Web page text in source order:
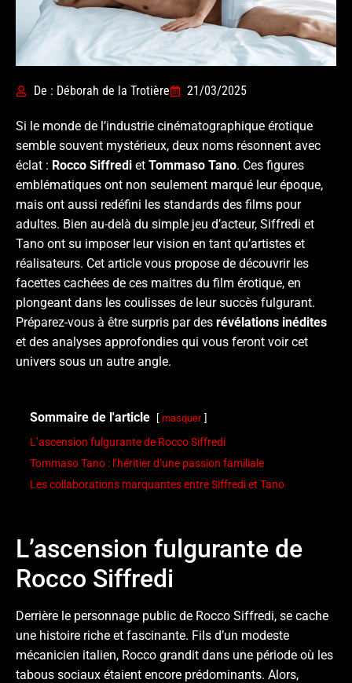
De : Déborah de la Trotière 21/03/2025
Si le monde de l’industrie cinématographique érotique
semble souvent mystérieux, deux noms résonnent avec
éclat : Rocco Siffredi et Tommaso Tano. Ces figures
emblématiques ont non seulement marqué leur époque,
mais ont aussi redéfini les standards des films pour
adultes. Bien au-delà du simple jeu d’acteur, Siffredi et
Tano ont su imposer leur vision en tant qu’artistes et
réalisateurs. Cet article vous propose de découvrir les
facettes cachées de ces maitres du film érotique, en
plongeant dans les coulisses de leur succès fulgurant.
Préparez-vous à être surpris par des révélations inédites
et des analyses approfondies qui vous feront voir cet
univers sous un autre angle.
Sommaire de l'article masquer
L’ascension fulgurante de Rocco Siffredi
Tommaso Tano : l’héritier d’une passion familiale
Les collaborations marquantes entre Siffredi et Tano
L’ascension fulgurante de
Rocco Siffredi
Derrière le personnage public de Rocco Siffredi, se cache
une histoire riche et fascinante. Fils d’un modeste
mécanicien italien, Rocco grandit dans une période où les
tabous sociaux étaient encore prédominants. Alors,